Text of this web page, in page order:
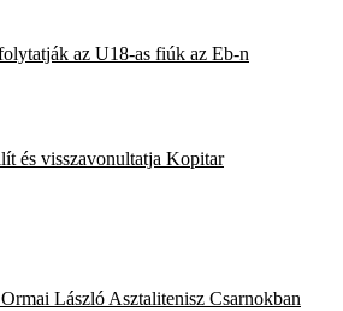
az U18-as fiúk az Eb-n
és visszavonultatja Kopitar
László Asztalitenisz Csarnokban